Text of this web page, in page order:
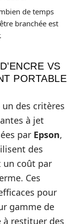
de temps
branchée est
VS
PORTABLE
des critères
à jet
par Epson,
des
un coût par
Ces
pour
gamme de
à restituer des